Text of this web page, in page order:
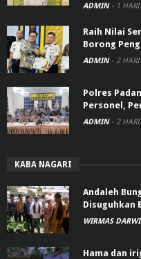
ADMIN - 1
Raih Nilai
Borong
ADMIN - 2
Polres
Personel,
ADMIN - 2
KABA NAGARI
Andaleh
Disuguhkan
WIRMAS
Hama dan